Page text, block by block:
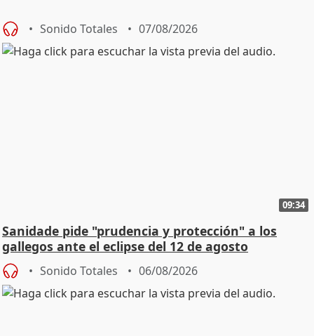
Sonido Totales 07/08/2026
09:34
Sanidade pide "prudencia y protección" a los
gallegos ante el eclipse del 12 de agosto
Sonido Totales 06/08/2026